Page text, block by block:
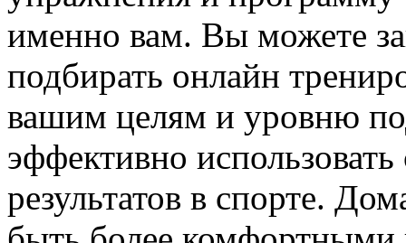
именно вам. Вы можете
подбирать онлайн
вашим целям и уровню
эффективно
результатов в спорте.